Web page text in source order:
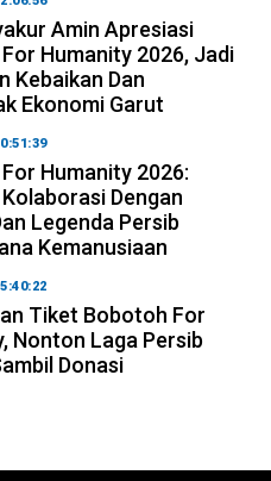
Amin Apresiasi
Humanity 2026, Jadi
Kebaikan Dan
Ekonomi Garut
Humanity 2026:
Dengan
Legenda Persib
Kemanusiaan
Tiket Bobotoh For
Nonton Laga Persib
Donasi